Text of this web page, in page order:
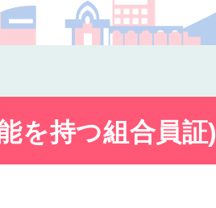
コープの福祉
を持つ組合員証)